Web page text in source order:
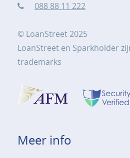
088 88 11 222
© LoanStreet 2025
LoanStreet en Sparkholder
trademarks
Meer info